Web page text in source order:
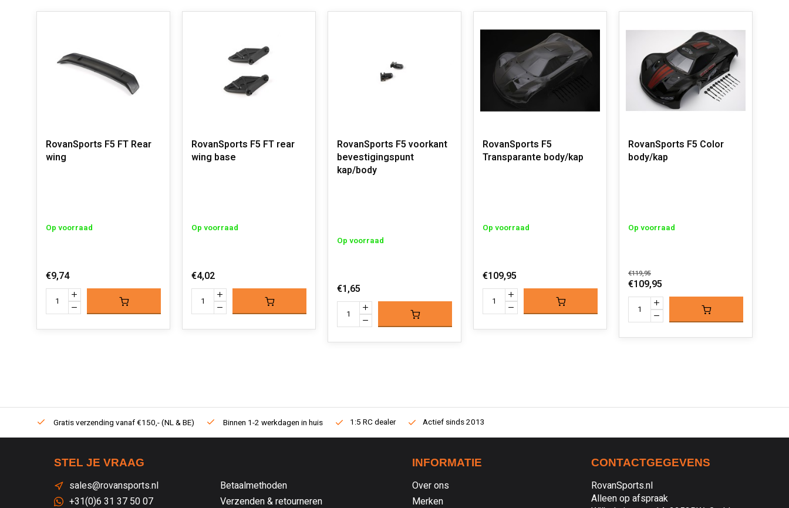
RovanSports F5 FT Rear
wing
Op voorraad
€9,74
RovanSports F5 FT rear
wing base
Op voorraad
€4,02
RovanSports F5 voorkant
bevestigingspunt
kap/body
Op voorraad
€1,65
RovanSports F5
Transparante body/kap
Op voorraad
€109,95
RovanSports F5 Color
body/kap
Op voorraad
€119,95
€109,95
Gratis verzending vanaf €150,- (NL & BE) Binnen 1-2 werkdagen in huis 1:5 RC dealer Actief sinds 2013
STEL JE VRAAG
sales@rovansports.nl
+31(0)6 31 37 50 07
Betaalmethoden
Verzenden & retourneren
INFORMATIE
Over ons
Merken
CONTACTGEGEVENS
RovanSports.nl
Alleen op afspraak